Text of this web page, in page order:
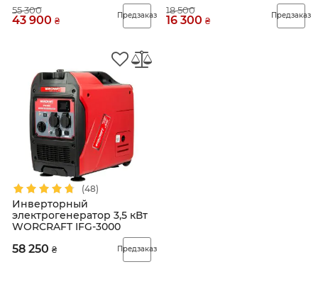
55 300
43 900 ₴ Предзаказ 18 500
16 300 ₴ Предзаказ
(48)
Инверторный
электрогенератор 3,5 кВт
WORCRAFT IFG-3000
58 250 ₴ Предзаказ